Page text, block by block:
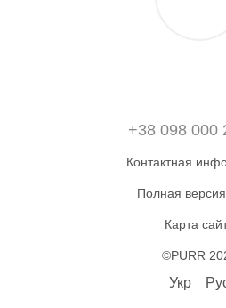
+38 098 000
Контактная
Полная
Карта
©PURR
Укр